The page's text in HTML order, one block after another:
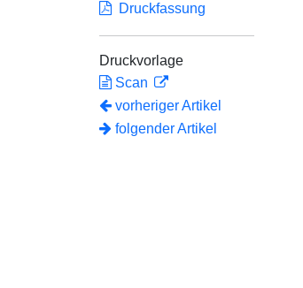
Druckfassung
Druckvorlage
Scan
vorheriger Artikel
folgender Artikel